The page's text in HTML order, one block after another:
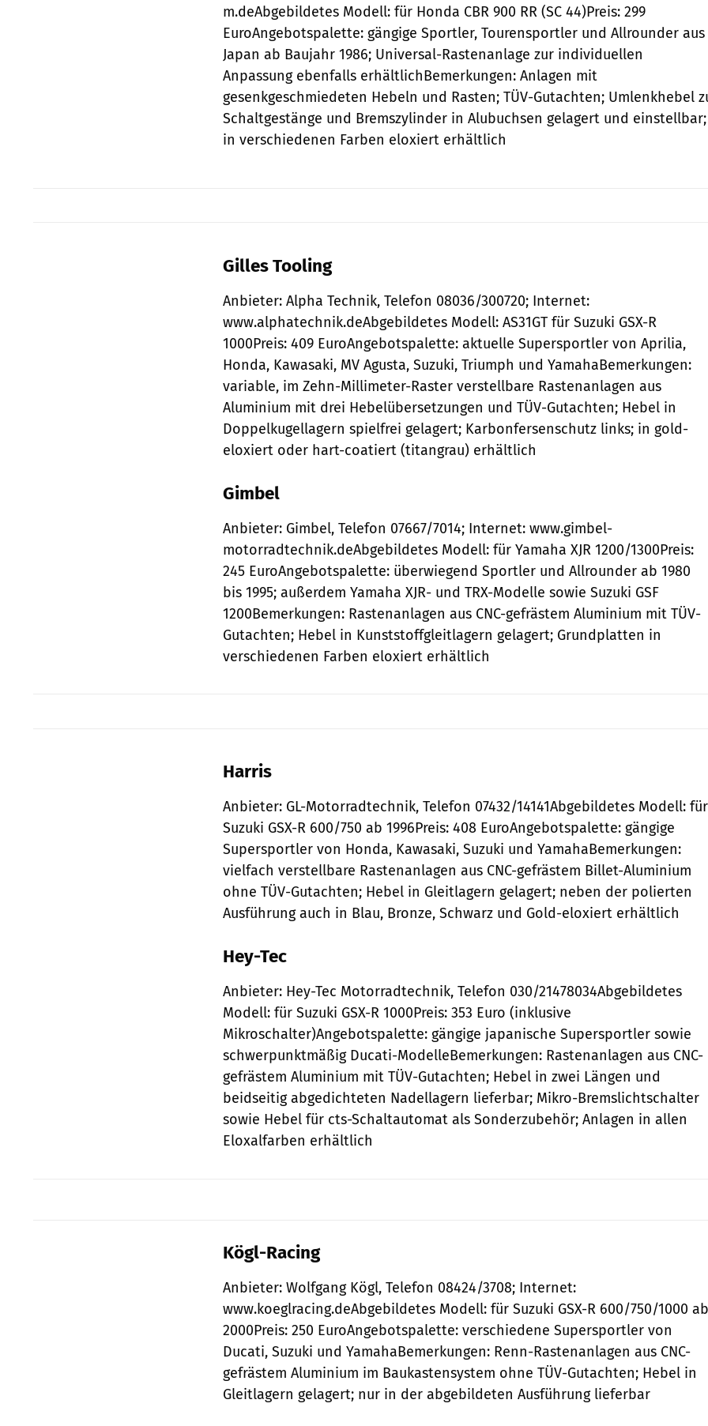
m.deAbgebildetes Modell: für Honda CBR 900 RR (SC 44)Preis: 299
EuroAngebotspalette: gängige Sportler, Tourensportler und Allrounder aus
Japan ab Baujahr 1986; Universal-Rastenanlage zur individuellen
Anpassung ebenfalls erhältlichBemerkungen: Anlagen mit
gesenkgeschmiedeten Hebeln und Rasten; TÜV-Gutachten; Umlenkhebel
Schaltgestänge und Bremszylinder in Alubuchsen gelagert und einstellbar;
in verschiedenen Farben eloxiert erhältlich
Gilles Tooling
Anbieter: Alpha Technik, Telefon 08036/300720; Internet:
www.alphatechnik.deAbgebildetes Modell: AS31GT für Suzuki GSX-R
1000Preis: 409 EuroAngebotspalette: aktuelle Supersportler von Aprilia,
Honda, Kawasaki, MV Agusta, Suzuki, Triumph und YamahaBemerkungen:
variable, im Zehn-Millimeter-Raster verstellbare Rastenanlagen aus
Aluminium mit drei Hebelübersetzungen und TÜV-Gutachten; Hebel in
Doppelkugellagern spielfrei gelagert; Karbonfersenschutz links; in gold-
eloxiert oder hart-coatiert (titangrau) erhältlich
Gimbel
Anbieter: Gimbel, Telefon 07667/7014; Internet: www.gimbel-
motorradtechnik.deAbgebildetes Modell: für Yamaha XJR 1200/1300Preis:
245 EuroAngebotspalette: überwiegend Sportler und Allrounder ab 1980
bis 1995; außerdem Yamaha XJR- und TRX-Modelle sowie Suzuki GSF
1200Bemerkungen: Rastenanlagen aus CNC-gefrästem Aluminium mit TÜV-
Gutachten; Hebel in Kunststoffgleitlagern gelagert; Grundplatten in
verschiedenen Farben eloxiert erhältlich
Harris
Anbieter: GL-Motorradtechnik, Telefon 07432/14141Abgebildetes Modell: für
Suzuki GSX-R 600/750 ab 1996Preis: 408 EuroAngebotspalette: gängige
Supersportler von Honda, Kawasaki, Suzuki und YamahaBemerkungen:
vielfach verstellbare Rastenanlagen aus CNC-gefrästem Billet-Aluminium
ohne TÜV-Gutachten; Hebel in Gleitlagern gelagert; neben der polierten
Ausführung auch in Blau, Bronze, Schwarz und Gold-eloxiert erhältlich
Hey-Tec
Anbieter: Hey-Tec Motorradtechnik, Telefon 030/21478034Abgebildetes
Modell: für Suzuki GSX-R 1000Preis: 353 Euro (inklusive
Mikroschalter)Angebotspalette: gängige japanische Supersportler sowie
schwerpunktmäßig Ducati-ModelleBemerkungen: Rastenanlagen aus CNC-
gefrästem Aluminium mit TÜV-Gutachten; Hebel in zwei Längen und
beidseitig abgedichteten Nadellagern lieferbar; Mikro-Bremslichtschalter
sowie Hebel für cts-Schaltautomat als Sonderzubehör; Anlagen in allen
Eloxalfarben erhältlich
Kögl-Racing
Anbieter: Wolfgang Kögl, Telefon 08424/3708; Internet:
www.koeglracing.deAbgebildetes Modell: für Suzuki GSX-R 600/750/1000 ab
2000Preis: 250 EuroAngebotspalette: verschiedene Supersportler von
Ducati, Suzuki und YamahaBemerkungen: Renn-Rastenanlagen aus CNC-
gefrästem Aluminium im Baukastensystem ohne TÜV-Gutachten; Hebel in
Gleitlagern gelagert; nur in der abgebildeten Ausführung lieferbar